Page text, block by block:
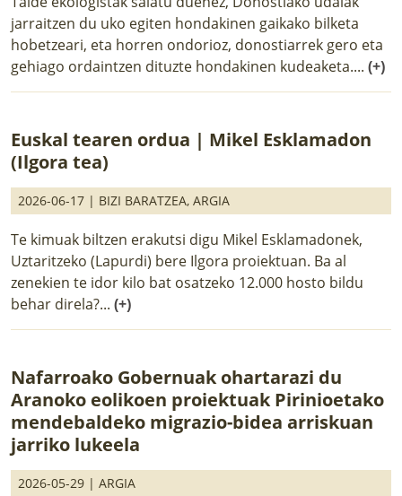
jarraitzen du uko egiten hondakinen gaikako bilketa
hobetzeari, eta horren ondorioz, donostiarrek gero eta
gehiago ordaintzen dituzte hondakinen kudeaketa.... (+)
Euskal tearen ordua | Mikel Esklamadon
(Ilgora tea)
2026-06-17 | BIZI BARATZEA, ARGIA
Te kimuak biltzen erakutsi digu Mikel Esklamadonek,
Uztaritzeko (Lapurdi) bere Ilgora proiektuan. Ba al
zenekien te idor kilo bat osatzeko 12.000 hosto bildu
behar direla?... (+)
Nafarroako Gobernuak ohartarazi du
Aranoko eolikoen proiektuak Pirinioetako
mendebaldeko migrazio-bidea arriskuan
jarriko lukeela
2026-05-29 | ARGIA